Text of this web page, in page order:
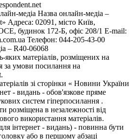
медіа Назва онлайн-медіа –
Адреса: 02091, місто Київ,
будинок 172-Б, офіс 208/1 E-mail:
Телефон: 044-205-43-00
– R40-06068
яких матеріалів, розміщених на
за умови посилання на
зі сторінки « Новини України
- видань - обов'язкове пряме
систем гіперпосилання .
розміщена в незалежності від
використання матеріалів.
інтернет - видань) - повинна бути
або в першому абзаці